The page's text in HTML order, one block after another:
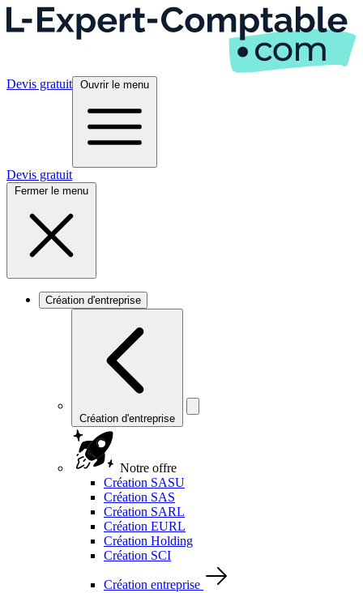
Devis gratuit Ouvrir le menu
Devis gratuit
Fermer le menu
Création d'entreprise
Création d'entreprise
Notre offre
Création SASU
Création SAS
Création SARL
Création EURL
Création Holding
Création SCI
Création entreprise